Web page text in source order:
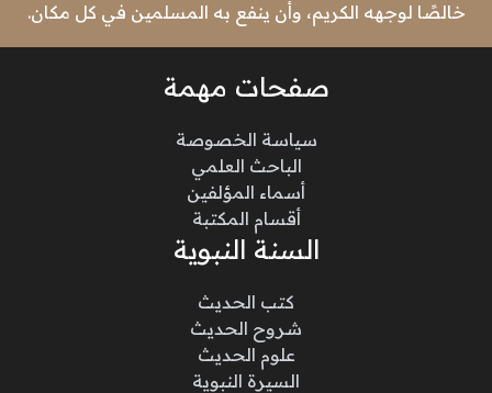
خالصًا لوجهه الكريم، وأن ينفع به المسلمين في كل مكان.
صفحات مهمة
سياسة الخصوصة
الباحث العلمي
أسماء المؤلفين
أقسام المكتبة
السنة النبوية
كتب الحديث
شروح الحديث
علوم الحديث
السيرة النبوية